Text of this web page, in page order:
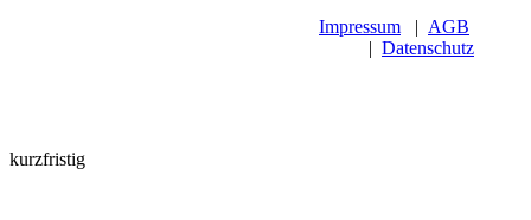
Impressum | AGB
| Datenschutz
kurzfristig